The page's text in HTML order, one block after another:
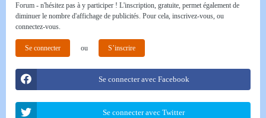
Forum - n'hésitez pas à y participer ! L'inscription, gratuite, permet également de
diminuer le nombre d'affichage de publicités. Pour cela, inscrivez-vous, ou
connectez-vous.
Se connecter ou S’inscrire
Se connecter avec Facebook
Se connecter avec Twitter